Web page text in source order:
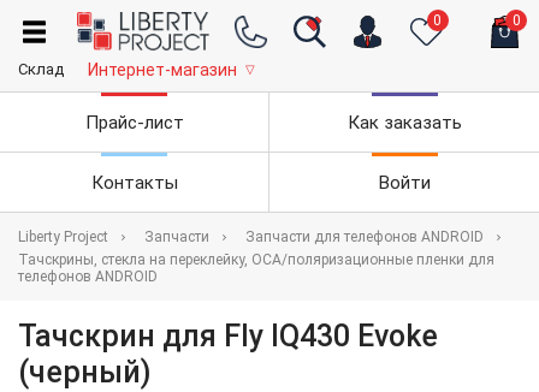
0 0
Склад Интернет-магазин ▽
Прайс-лист Как заказать
Контакты Войти
Liberty Project Запчасти
Запчасти для телефонов ANDROID
Тачскрины, стекла на переклейку, OCA/поляризационные пленки для
телефонов ANDROID
Тачскрин для Fly IQ430 Evoke
(черный)